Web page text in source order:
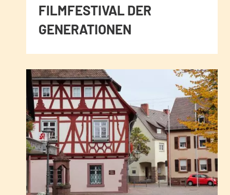
FILMFESTIVAL DER
GENERATIONEN